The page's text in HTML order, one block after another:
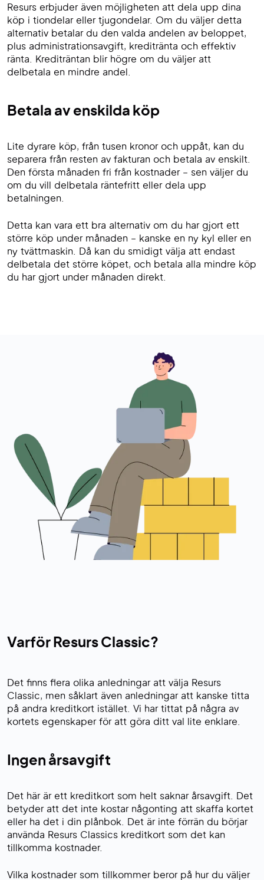
Resurs erbjuder även möjligheten att dela upp dina
köp i tiondelar eller tjugondelar. Om du väljer detta
alternativ betalar du den valda andelen av beloppet,
plus administrationsavgift, kreditränta och effektiv
ränta. Krediträntan blir högre om du väljer att
delbetala en mindre andel.
Betala av enskilda köp
Lite dyrare köp, från tusen kronor och uppåt, kan du
separera från resten av fakturan och betala av enskilt.
Den första månaden fri från kostnader – sen väljer du
om du vill delbetala räntefritt eller dela upp
betalningen.
Detta kan vara ett bra alternativ om du har gjort ett
större köp under månaden – kanske en ny kyl eller en
ny tvättmaskin. Då kan du smidigt välja att endast
delbetala det större köpet, och betala alla mindre köp
du har gjort under månaden direkt.
Varför Resurs Classic?
Det finns flera olika anledningar att välja Resurs
Classic, men såklart även anledningar att kanske titta
på andra kreditkort istället. Vi har tittat på några av
kortets egenskaper för att göra ditt val lite enklare.
Ingen årsavgift
Det här är ett kreditkort som helt saknar årsavgift. Det
betyder att det inte kostar någonting att skaffa kortet
eller ha det i din plånbok. Det är inte förrän du börjar
använda Resurs Classics kreditkort som det kan
tillkomma kostnader.
Vilka kostnader som tillkommer beror på hur du väljer